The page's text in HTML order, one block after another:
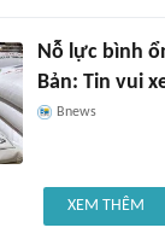
Nỗ lực bình
Bản: Tin vui
Bnews
XEM THÊM